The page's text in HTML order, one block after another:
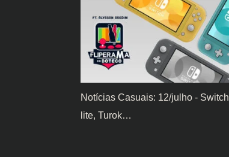
Notícias Casuais: 12/julho - Switch
lite, Turok…